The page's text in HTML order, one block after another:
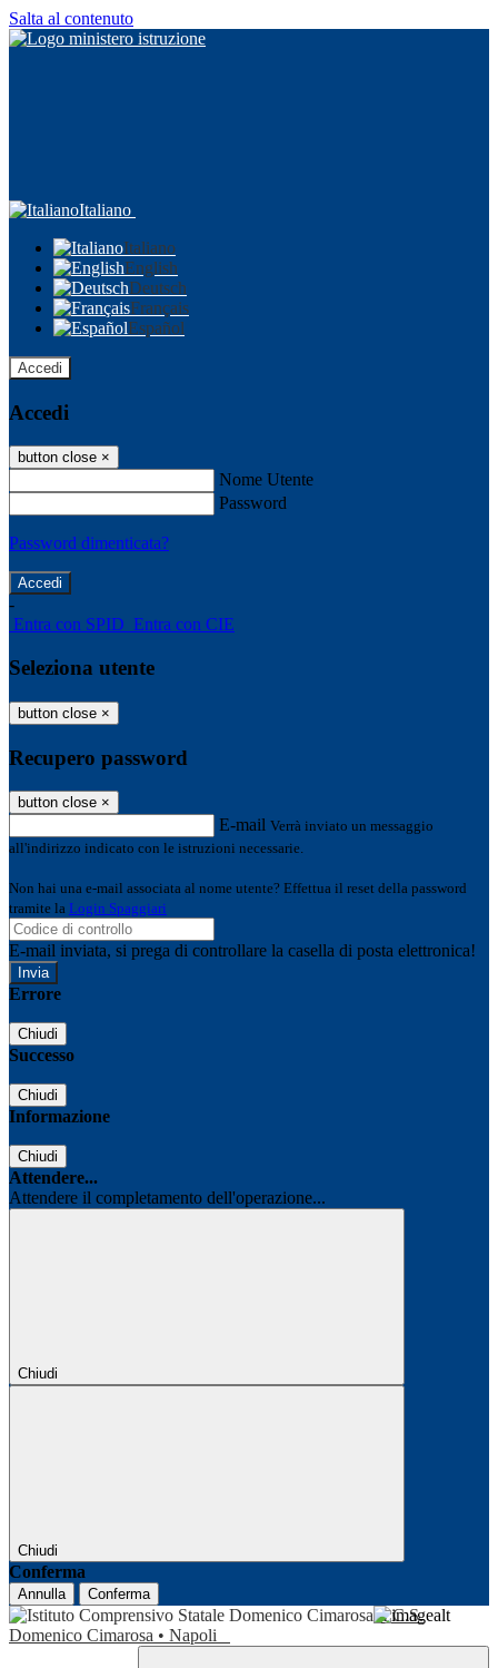
Salta al contenuto
Italiano
Italiano
English
Deutsch
Français
Español
Accedi
Accedi
button close ×
Nome Utente
Password
Password dimenticata?
-
Entra con SPID Entra con CIE
Seleziona utente
button close ×
Recupero password
button close ×
E-mail Verrà inviato un messaggio
all'indirizzo indicato con le istruzioni necessarie.
Non hai una e-mail associata al nome utente? Effettua il reset della password
tramite la Login Spaggiari
E-mail inviata, si prega di controllare la casella di posta elettronica!
Errore
Chiudi
Successo
Chiudi
Informazione
Chiudi
Attendere...
Attendere il completamento dell'operazione...
Chiudi
Chiudi
Conferma
Annulla Conferma
I.C.S.
Domenico Cimarosa • Napoli